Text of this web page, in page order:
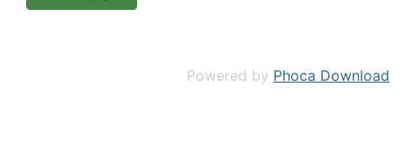
Powered by Phoca Download